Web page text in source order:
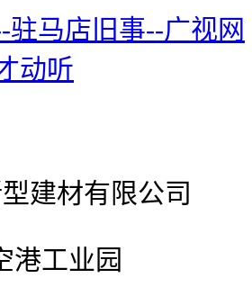
驻马店旧事--广视网
动听
建材有限公司
港工业园